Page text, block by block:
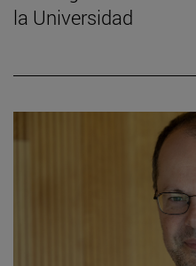
la Universidad